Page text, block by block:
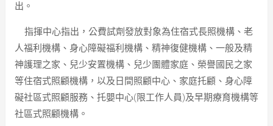
出。
指揮中心指出，公費試劑發放對象為住宿式長照機構、老
人福利機構、身心障礙福利機構、精神復健機構、一般及精
神護理之家、兒少安置機構、兒少團體家庭、榮譽國民之家
等住宿式照顧機構，以及日間照顧中心、家庭托顧、身心障
礙社區式照顧服務、托嬰中心(限工作人員)及早期療育機構等
社區式照顧機構。